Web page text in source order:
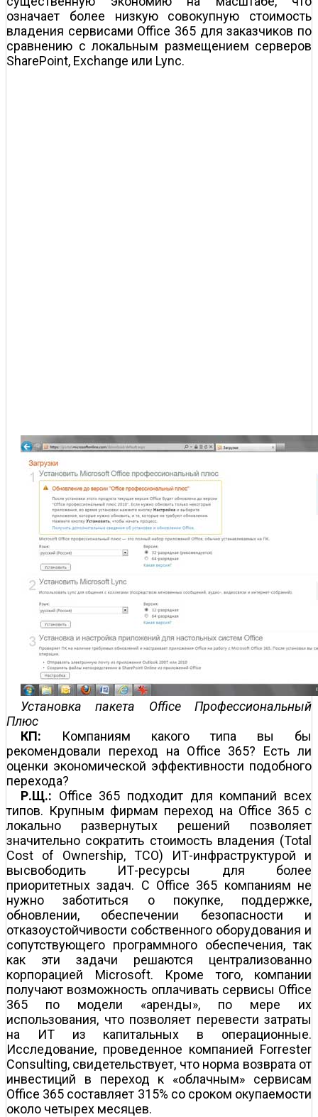
означает более низкую совокупную стоимость
владения сервисами Office 365 для заказчиков по
сравнению с локальным размещением серверов
SharePoint, Exchange или Lync.
Установка пакета Office Профессиональный
Плюс
КП: Компаниям какого типа вы бы
рекомендовали переход на Office 365? Есть ли
оценки экономической эффективности подобного
перехода?
Р.Щ.: Office 365 подходит для компаний всех
типов. Крупным фирмам переход на Office 365 с
локально развернутых решений позволяет
значительно сократить стоимость владения (Total
Cost of Ownership, TCO) ИТ-инфраструктурой и
высвободить ИТ-ресурсы для более
приоритетных задач. С Office 365 компаниям не
нужно заботиться о покупке, поддержке,
обновлении, обеспечении безопасности и
отказоустойчивости собственного оборудования и
сопутствующего программного обеспечения, так
как эти задачи решаются централизованно
корпорацией Microsoft. Кроме того, компании
получают возможность оплачивать сервисы Office
365 по модели «аренды», по мере их
использования, что позволяет перевести затраты
на ИТ из капитальных в операционные.
Исследование, проведенное компанией Forrester
Consulting, свидетельствует, что норма возврата от
инвестиций в переход к «облачным» сервисам
Office 365 составляет 315% со сроком окупаемости
около четырех месяцев.